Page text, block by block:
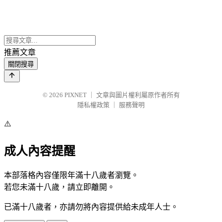
推薦文章
關閉搜尋
© 2026 PIXNET
文章與圖片權利屬原作者所有
隱私權政策
服務聲明
⚠️
成人內容提醒
本部落格內容僅限年滿十八歲者瀏覽。
若您未滿十八歲，請立即離開。
已滿十八歲者，亦請勿將內容提供給未成年人士。